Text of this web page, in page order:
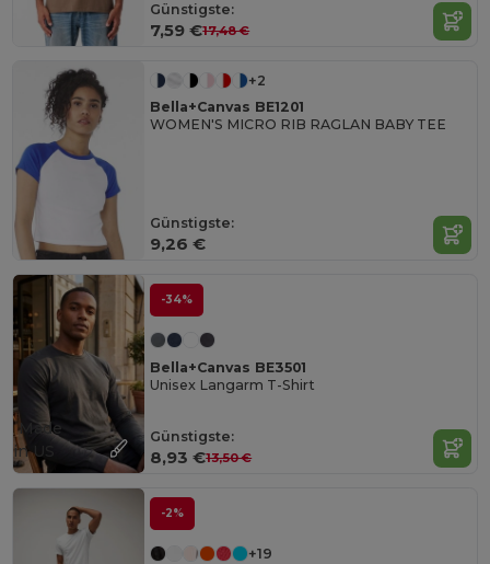
Günstigste:
7,59 €17,48 €
+2
Bella+Canvas BE1201
WOMEN'S MICRO RIB RAGLAN BABY TEE
Günstigste:
9,26 €
-34%
Bella+Canvas BE3501
Unisex Langarm T-Shirt
Günstigste:
8,93 €13,50 €
Made
in US
-2%
+19